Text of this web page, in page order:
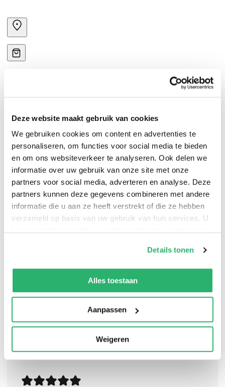
Deze website maakt gebruik van cookies
We gebruiken cookies om content en advertenties te
personaliseren, om functies voor social media te bieden
en om ons websiteverkeer te analyseren. Ook delen we
informatie over uw gebruik van onze site met onze
partners voor social media, adverteren en analyse. Deze
partners kunnen deze gegevens combineren met andere
informatie die u aan ze heeft verstrekt of die ze hebben
verzameld op basis van uw gebruik van hun services. U
kunnen ontvangen en verwerken.
Details tonen
Alles toestaan
Aanpassen
Weigeren
How will your night out end?
one of the hottest bars in town, all dressed up for a
fabulous girls' night out with your best friend, when she
cancels. What do you do now?In this novel, YOU make
the decisions.Will you do body shots with a rock star?
Cozy up to the hot bartender? Follow a mysterious
woman to a rather unusual exhibition? Investigate a
suave millionaire's box of tricks? Take a joyride with a
home than you realize. . . .So many options. . . . All you